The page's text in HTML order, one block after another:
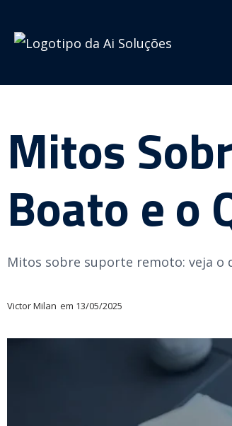
Mitos
Boato e o
Mitos sobre suporte remoto: veja o
Victor Milan em 13/05/2025